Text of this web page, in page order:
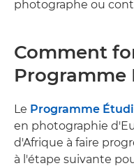
photographe ou
Comment
Programme
Le Programme
en photographie
d'Afrique à faire
à l'étape suivante